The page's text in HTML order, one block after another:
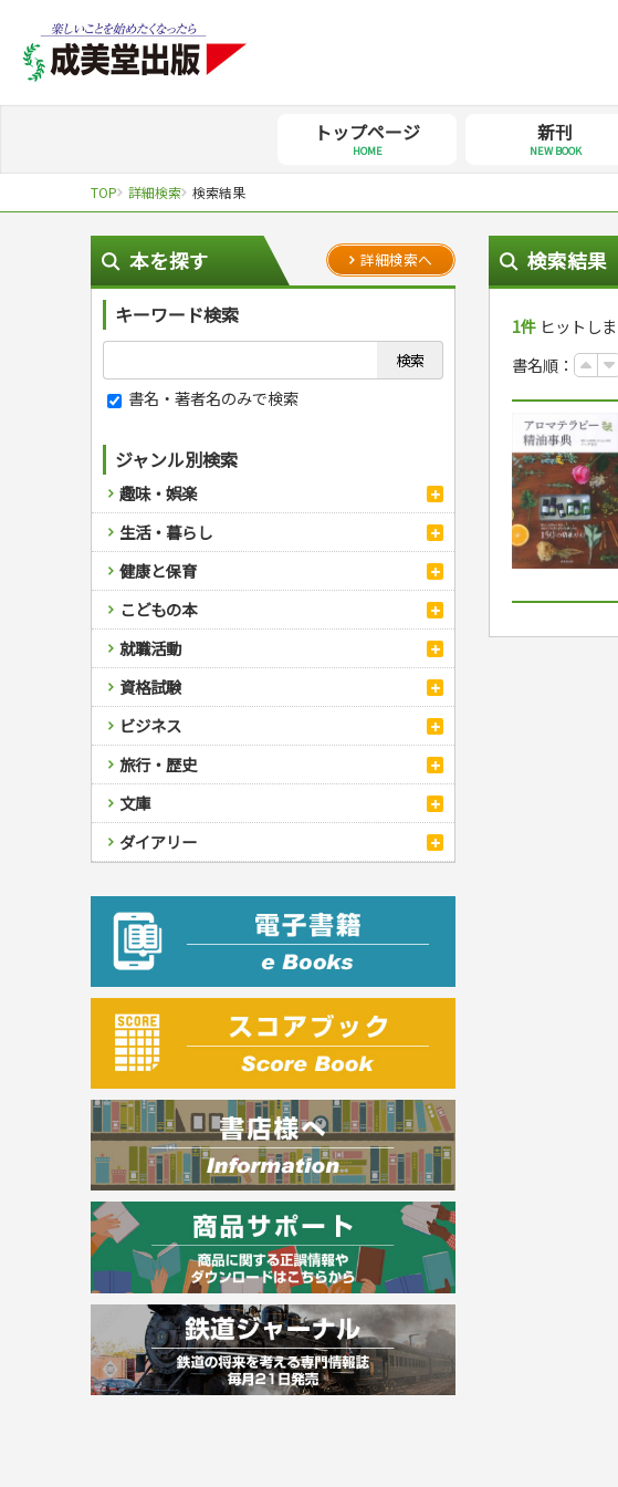
トップページ
HOME
新刊
NEW BOOK
TOP 詳細検索 検索結果
本を探す 詳細検索へ
キーワード検索
書名・著者名のみで検索
ジャンル別検索
趣味・娯楽
スポーツ
スポーツルール
野球
ゴルフ
トレーニング
ジュニアスポーツ
その他スポーツ
自然・アウトドア・ペット
アウトドア
犬・猫
ペット・飼育
園芸・野菜づくり
雑学
娯楽・ゲーム・占い
ナンプレ
囲碁・将棋・麻雀
ゲーム・マジック
家相・風水・占い
カルチャー・芸術・趣味
鉄道・車・自転車
音楽・楽器
趣味・鑑賞・カメラ
絵画・デッサン
俳句・詩・ことば
辞典・語学
辞典
語学・旅行会話
運転免許
原付・二輪
普通免許
その他免許
生活・暮らし
料理
料理・レシピ
おもてなし・ごちそう料理
各国料理
お弁当
健康メニュー・ダイエット
調理器具クッキング
お菓子・ケーキ・パン
飲み物・お酒
手芸・クラフト
編み物
ソーイング
クラフト
住まい・インテリア・暮らし
インテリア・ハウジング
収納・掃除・暮らし
美容・ファッション
ダイエット・エクササイズ
メイク・ネイル・ヘア
着物・着つけ
冠婚葬祭・手紙・ペン字
冠婚葬祭・スピーチ・マナー
手紙・ペン字
妊娠・出産・育児
妊娠・出産・育児
離乳食・幼児食・こどもレシピ
健康と保育
家庭医学・健康
ツボ・マッサージ
家庭医学・病気
健康知識
栄養事典
生活習慣病
看護・介護
看護一般
介護一般
保育・教育
パネルシアター
指導マニュアル
こどもの本
児童一般
おりがみ・あやとり
なぞなぞ・ゲーム
占い・心理ゲーム
のりもの・ずかん
読み物・絵本
音と光のでる絵本
学参・ドリル
夏休みドリル
総復習ドリル
学習・地図
自由研究・読書感想文
えんぴつちょう
就職活動
就職活動
就職試験
公務員試験
資格試験
検定試験・資格試験
英語検定・TOEIC
漢字検定・数学検定
簿記検定
ケアマネジャー
介護・社会福祉士
司法書士・社労士
行政書士・宅建
FP
衛生管理・運行管理
建築・土木
電気・危険物
調理師
スキル・キャリアアップ
危険物取扱者
消防設備士
登録販売者
その他資格試験
ビジネス
経営・経済・法律
マネー・株・資産
簿記・経理・税金・保険
その他ビジネス
自己啓発
ビジネス読み物
旅行・歴史
国内・海外旅行
国外旅行
国内旅行
散歩・グルメ
地理・歴史
地理・地図
歴史
文庫
文庫
成美文庫
ダイアリー
プラチナダイアリー プレステージ
検索結果
1件 ヒットしま
書名順：